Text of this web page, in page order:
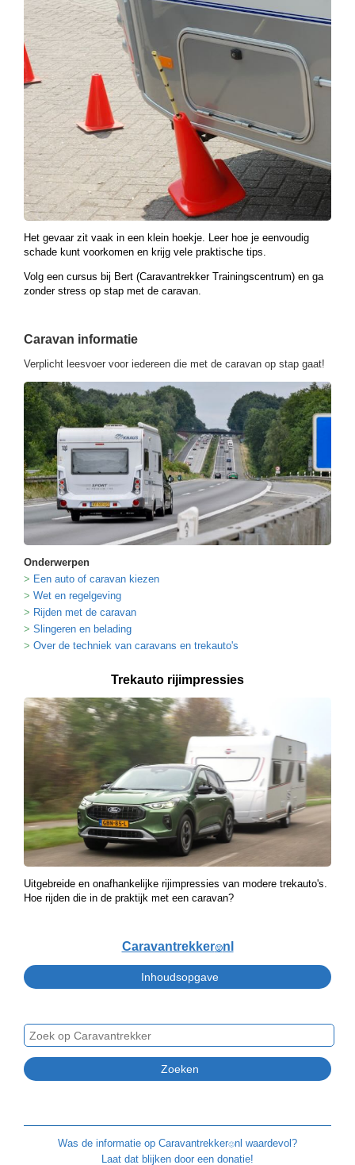
Het gevaar zit vaak in een klein hoekje. Leer hoe je eenvoudig
schade kunt voorkomen en krijg vele praktische tips.
Volg een cursus bij Bert (Caravantrekker Trainingscentrum) en ga
zonder stress op stap met de caravan.
Caravan informatie
Verplicht leesvoer voor iedereen die met de caravan op stap gaat!
Onderwerpen
Een auto of caravan kiezen
Wet en regelgeving
Rijden met de caravan
Slingeren en belading
Over de techniek van caravans en trekauto's
Trekauto rijimpressies
Uitgebreide en onafhankelijke rijimpressies van modere trekauto's.
Hoe rijden die in de praktijk met een caravan?
Caravantrekker🙂nl
Was de informatie op Caravantrekker🙂nl waardevol?
Laat dat blijken door een donatie!